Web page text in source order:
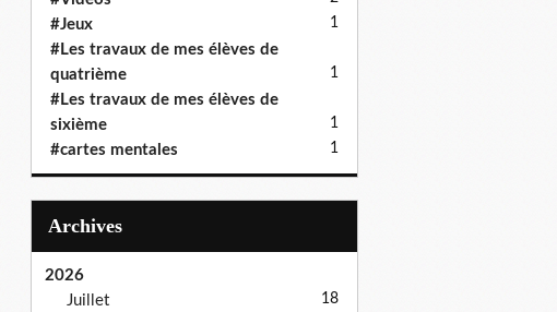
#Jeux 1
#Les travaux de mes élèves de
quatrième
1
#Les travaux de mes élèves de
sixième
1
#cartes mentales 1
Archives
2026
Juillet
18